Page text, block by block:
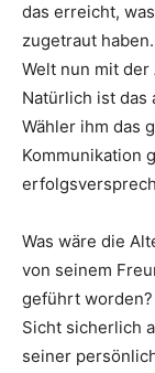
das erreicht,
zugetraut
Welt nun mit
Natürlich ist das
Wähler ihm das
Kommunikation
Was wäre die
von seinem
geführt
Sicht sicherlich
seiner